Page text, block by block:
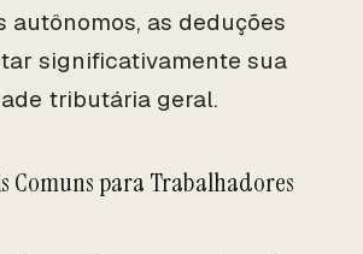
autônomos, as deduções
significativamente sua
tributária geral.
Comuns para Trabalhadores